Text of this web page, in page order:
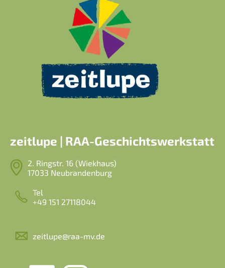
zeitlupe | RAA-Geschichtswerkstatt
2. Ringstr. 16 (Wiekhaus)
17033 Neubrandenburg
Tel
+49 151 27118044
zeitlupe@raa-mv.de